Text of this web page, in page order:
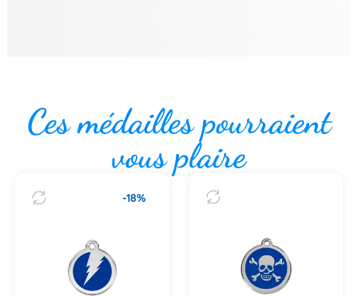
Ces médailles pourraient
vous plaire
-18%